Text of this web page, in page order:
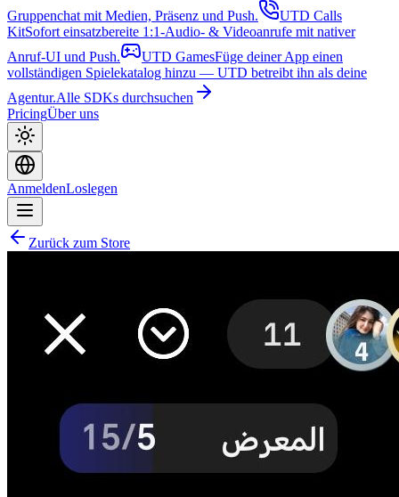
Gruppenchat mit Medien, Präsenz und Push.
UTD Calls
KitSofort einsatzbereite 1:1-Audio- & Videoanrufe mit nativer
Anruf-UI und Push.
UTD GamesFüge deiner App einen
vollständigen Spielekatalog hinzu — UTD betreibt ihn als deine
Agentur.Alle SDKs durchsuchen
PricingÜber uns
AnmeldenLoslegen
Zurück zum Store